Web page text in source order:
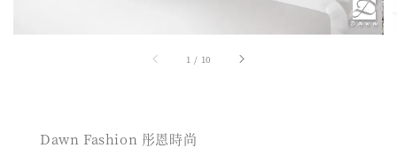
1 / 10
Dawn Fashion 彤恩時尚